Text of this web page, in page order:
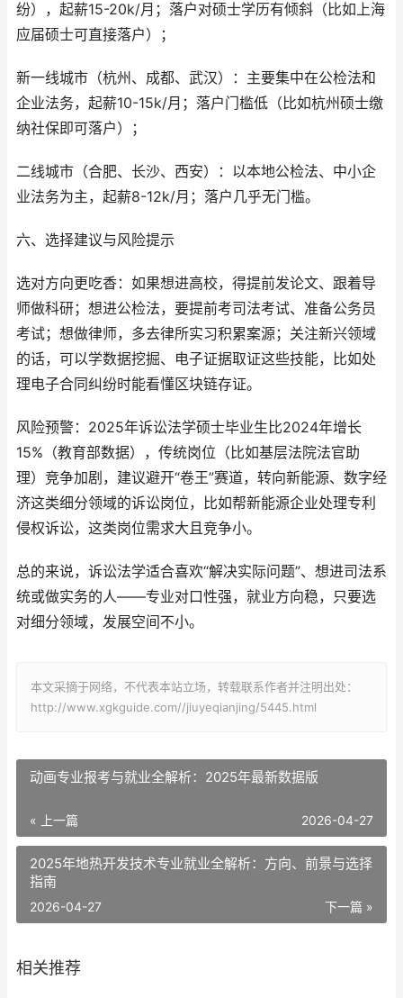
纷），起薪15-20k/月；落户对硕士学历有倾斜（比如上海
应届硕士可直接落户）；
新一线城市（杭州、成都、武汉）：主要集中在公检法和
企业法务，起薪10-15k/月；落户门槛低（比如杭州硕士缴
纳社保即可落户）；
二线城市（合肥、长沙、西安）：以本地公检法、中小企
业法务为主，起薪8-12k/月；落户几乎无门槛。
六、选择建议与风险提示
选对方向更吃香：如果想进高校，得提前发论文、跟着导
师做科研；想进公检法，要提前考司法考试、准备公务员
考试；想做律师，多去律所实习积累案源；关注新兴领域
的话，可以学数据挖掘、电子证据取证这些技能，比如处
理电子合同纠纷时能看懂区块链存证。
风险预警：2025年诉讼法学硕士毕业生比2024年增长
15%（教育部数据），传统岗位（比如基层法院法官助
理）竞争加剧，建议避开“卷王”赛道，转向新能源、数字经
济这类细分领域的诉讼岗位，比如帮新能源企业处理专利
侵权诉讼，这类岗位需求大且竞争小。
总的来说，诉讼法学适合喜欢“解决实际问题”、想进司法系
统或做实务的人——专业对口性强，就业方向稳，只要选
对细分领域，发展空间不小。
本文采摘于网络，不代表本站立场，转载联系作者并注明出处：
http://www.xgkguide.com//jiuyeqianjing/5445.html
动画专业报考与就业全解析：2025年最新数据版
« 上一篇 2026-04-27
2025年地热开发技术专业就业全解析：方向、前景与选择
指南
下一篇 »
2026-04-27
相关推荐